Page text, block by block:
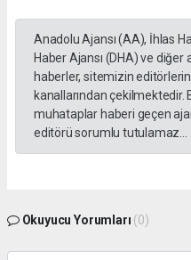
Anadolu Ajansı (AA), İhlas
Haber Ajansı (DHA) ve
haberler, sitemizin
kanallarından
muhataplar haberi geçen
editörü sorumlu tutulamaz...
Okuyucu Yorumları (0)